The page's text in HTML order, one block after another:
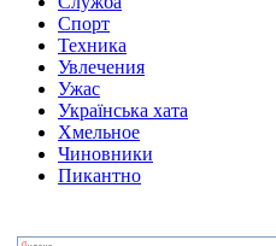
Спорт
Техника
Увлечения
Ужас
Українська хата
Хмельное
Чиновники
Пикантно